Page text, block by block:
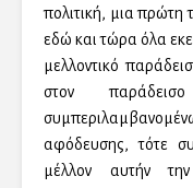
πολιτική, μια πρώτη
εδώ και τώρα όλα
μελλοντικό
στον
αφόδευσης, τότε
μέλλον αυτήν